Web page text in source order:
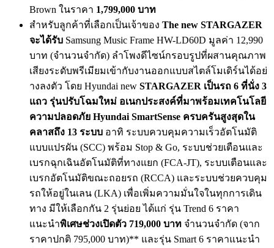
Brown ในราคา 1,799,000 บาท
สำหรับลูกค้าที่เลือกเป็นเจ้าของ The new STARGAZER
จะได้รับ Samsung Music Frame HW-LD60D มูลค่า 12,990
บาท (จำนวนจำกัด) ลำโพงดีไซน์กรอบรูปที่ผสานคุณภาพ
เสียงระดับพรีเมียมเข้ากับงานออกแบบสไตล์โมเดิร์นได้อย่
างลงตัว โดย Hyundai new STARGAZER เป็นรถ 6 ที่นั่ง 3
แถว รุ่นปรับโฉมใหม่ อเนกประสงค์ที่มาพร้อมเทคโนโลยี
ความปลอดภัย Hyundai SmartSense ครบครันสูงสุดใน
คลาสถึง 13 ระบบ อาทิ ระบบควบคุมความเร็วอัตโนมัติ
แบบแปรผัน (SCC) พร้อม Stop & Go, ระบบช่วยเตือนและ
เบรกฉุกเฉินอัตโนมัติที่ทางแยก (FCA-JT), ระบบเตือนและ
เบรกอัตโนมัติขณะถอยรถ (RCCA) และระบบช่วยควบคุม
รถให้อยู่ในเลน (LKA) เพื่อเพิ่มความมั่นใจในทุกการเดิน
ทาง มีให้เลือกกัน 2 รุ่นย่อย ได้แก่ รุ่น Trend 6 ราคา
แนะนำพิเศษช่วงเปิดตัว 719,000 บาท จำนวนจำกัด (จาก
ราคาปกติ 795,000 บาท)** และรุ่น Smart 6 ราคาแนะนำ